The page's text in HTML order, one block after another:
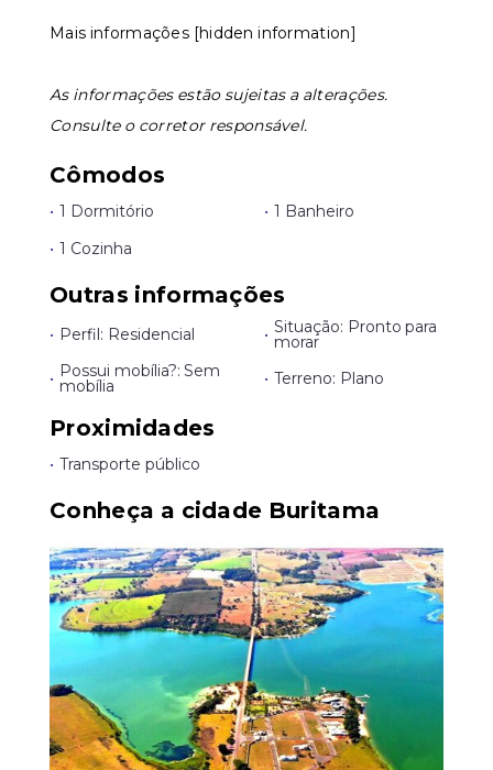
Mais informações [hidden information]
As informações estão sujeitas a alterações.
Consulte o corretor responsável.
Cômodos
• 1 Dormitório • 1 Banheiro
• 1 Cozinha
Outras informações
• Perfil: Residencial • Situação: Pronto para
morar
• Possui mobília?: Sem
mobília • Terreno: Plano
Proximidades
• Transporte público
Conheça a cidade Buritama